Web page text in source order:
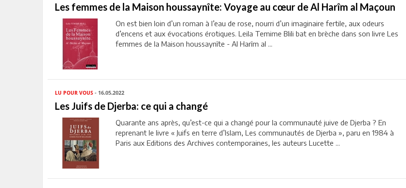
Les femmes de la Maison houssaynîte: Voyage au cœur de Al Harîm al Maçoun
On est bien loin d’un roman à l’eau de rose, nourri d’un imaginaire fertile, aux odeurs
d’encens et aux évocations érotiques. Leila Temime Blili bat en brèche dans son livre Les
femmes de la Maison houssaynîte - Al Harîm al ...
LU POUR VOUS - 16.05.2022
Les Juifs de Djerba: ce qui a changé
Quarante ans après, qu’est-ce qui a changé pour la communauté juive de Djerba ? En
reprenant le livre « Juifs en terre d’Islam, Les communautés de Djerba », paru en 1984 à
Paris aux Editions des Archives contemporaines, les auteurs Lucette ...